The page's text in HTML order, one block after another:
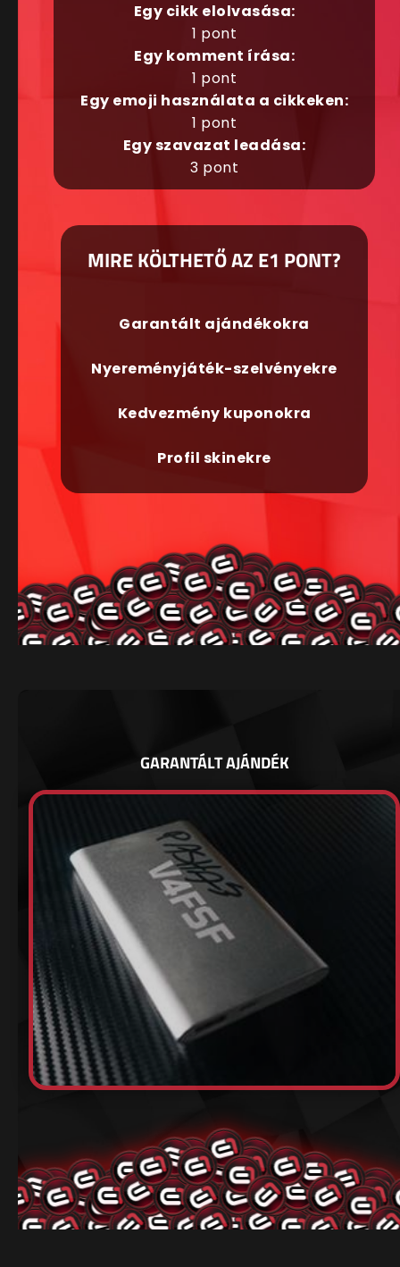
Egy cikk elolvasása:
1 pont
Egy komment írása:
1 pont
Egy emoji használata a cikkeken:
1 pont
Egy szavazat leadása:
3 pont
MIRE KÖLTHETŐ AZ E1 PONT?
Garantált ajándékokra
Nyereményjáték-szelvényekre
Kedvezmény kuponokra
Profil skinekre
GARANTÁLT AJÁNDÉK